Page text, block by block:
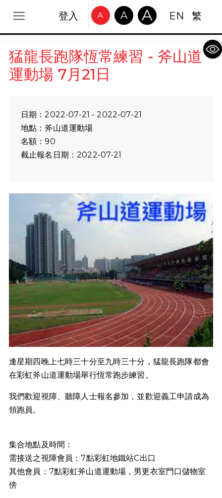
登入 A A A EN 繁
猛龍長跑隊恆常練習 - 斧山道
運動場 7月21日
日期：2022-07-21 - 2022-07-21
地點：斧山道運動場
名額：90
截止報名日期：2022-07-21
逢星期四晚上七時三十分至九時三十分，猛龍長跑隊都會
在彩虹斧山道運動場舉行恆常跑步練習。
我們歡迎視障、聽障人士報名參加，並歡迎義工申請成為
領跑員。
集合地點及時間：
需接送之視障會員：7點彩虹地鐵站C出口
其他會員：7點彩虹斧山道運動場，男更衣室門口儲物室
傍